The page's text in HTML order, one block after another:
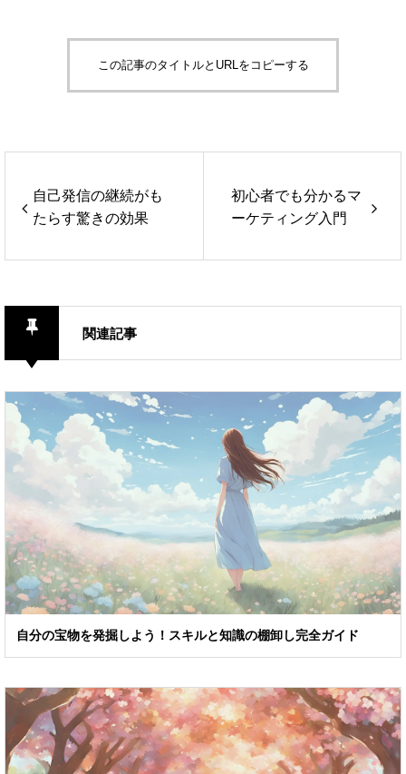
この記事のタイトルとURLをコピーする
自己発信の継続がも
たらす驚きの効果
初心者でも分かるマ
ーケティング入門
関連記事
自分の宝物を発掘しよう！スキルと知識の棚卸し完全ガイド